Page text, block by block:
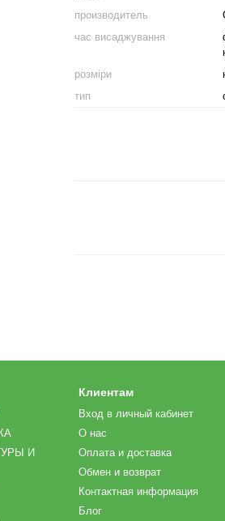
производитель
час висаджування
розміри
тип
И
Клиентам
Вход в личный кабинет
О нас
Оплата и доставка
Обмен и возврат
Контактная информация
Блог